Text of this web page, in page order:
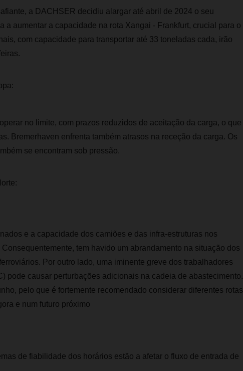
a DACHSER decidiu alargar até abril de 2024 o seu
a aumentar a capacidade na rota Xangai - Frankfurt, crucial para o
com capacidade para transportar até 33 toneladas cada, irão
no limite, com prazos reduzidos de aceitação da carga, o que
Bremerhaven enfrenta também atrasos na receção da carga. Os
se encontram sob pressão.
e a capacidade dos camiões e das infra-estruturas nos
tem havido um abrandamento na situação dos
Por outro lado, uma iminente greve dos trabalhadores
pode causar perturbações adicionais na cadeia de abastecimento.
pelo que é fortemente recomendado considerar diferentes rotas
e num futuro próximo
de fiabilidade dos horários estão a afetar o fluxo de entrada de